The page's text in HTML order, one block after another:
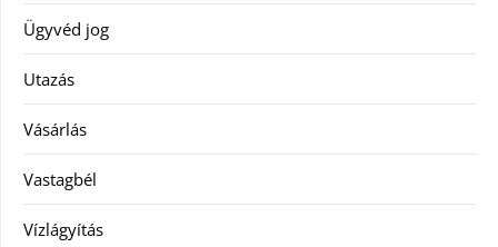
Ügyvéd jog
Utazás
Vásárlás
Vastagbél
Vízlágyítás